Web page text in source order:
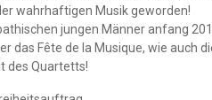
wahrhaftigen Musik geworden!
jungen Männer anfang
das Fête de la Musique, wie auch
des Quartetts!